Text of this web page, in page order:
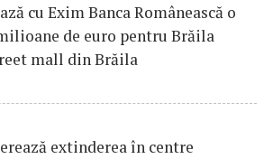
cu Exim Banca Românească o
de euro pentru Brăila
mall din Brăila
extinderea în centre